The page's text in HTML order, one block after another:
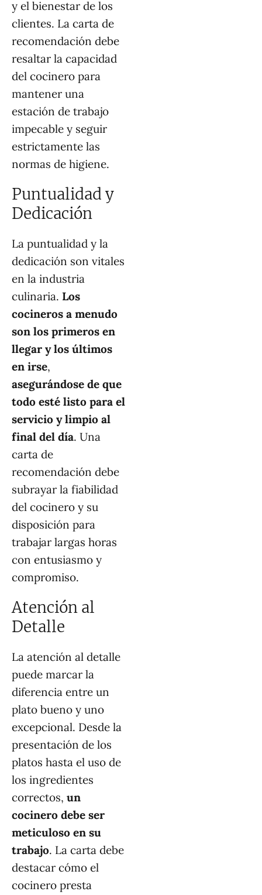
y el bienestar de los
clientes. La carta de
recomendación debe
resaltar la capacidad
del cocinero para
mantener una
estación de trabajo
impecable y seguir
estrictamente las
normas de higiene.
Puntualidad y
Dedicación
La puntualidad y la
dedicación son vitales
en la industria
culinaria. Los
cocineros a menudo
son los primeros en
llegar y los últimos
en irse,
asegurándose de que
todo esté listo para el
servicio y limpio al
final del día. Una
carta de
recomendación debe
subrayar la fiabilidad
del cocinero y su
disposición para
trabajar largas horas
con entusiasmo y
compromiso.
Atención al
Detalle
La atención al detalle
puede marcar la
diferencia entre un
plato bueno y uno
excepcional. Desde la
presentación de los
platos hasta el uso de
los ingredientes
correctos, un
cocinero debe ser
meticuloso en su
trabajo. La carta debe
destacar cómo el
cocinero presta